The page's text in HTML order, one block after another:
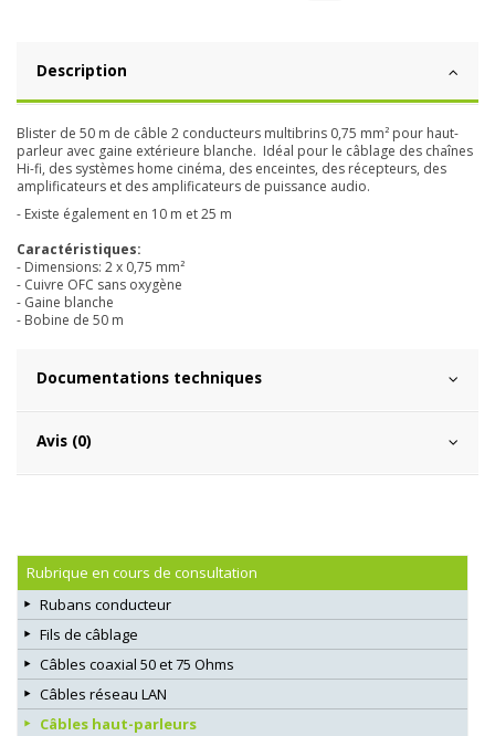
Description
Blister de 50 m de câble 2 conducteurs multibrins 0,75 mm² pour haut-
parleur avec gaine extérieure blanche. Idéal pour le câblage des chaînes
Hi-fi, des systèmes home cinéma, des enceintes, des récepteurs, des
amplificateurs et des amplificateurs de puissance audio.
- Existe également en 10 m et 25 m
Caractéristiques:
- Dimensions: 2 x 0,75 mm²
- Cuivre OFC sans oxygène
- Gaine blanche
- Bobine de 50 m
Documentations techniques
Avis (0)
Rubrique en cours de consultation
Rubans conducteur
Fils de câblage
Câbles coaxial 50 et 75 Ohms
Câbles réseau LAN
Câbles haut-parleurs